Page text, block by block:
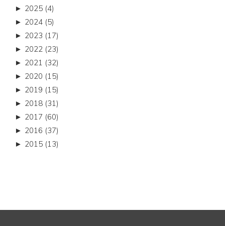
► 2025 (4)
► 2024 (5)
► 2023 (17)
► 2022 (23)
► 2021 (32)
► 2020 (15)
► 2019 (15)
► 2018 (31)
► 2017 (60)
► 2016 (37)
► 2015 (13)